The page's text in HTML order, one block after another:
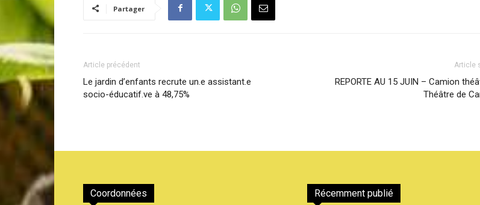
Partager
Article précédent
Le jardin d’enfants recrute un.e assistant.e
socio-éducatif.ve à 48,75%
Article
REPORTE AU 15 JUIN – Camion
Théâtre de
Coordonnées Récemment publié